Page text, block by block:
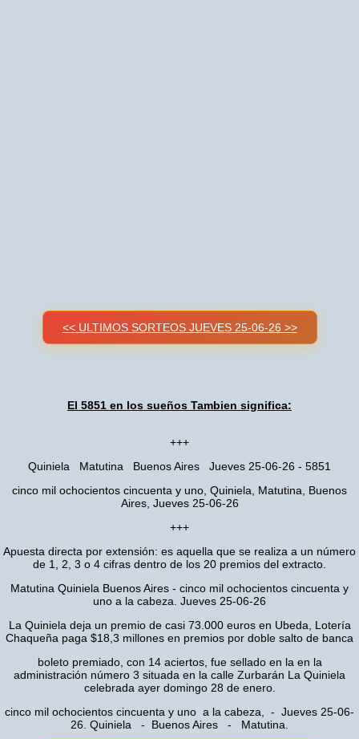
<< ULTIMOS SORTEOS JUEVES 25-06-26 >>
El 5851 en los sueños Tambien significa:
+++
Quiniela Matutina Buenos Aires Jueves 25-06-26 - 5851
cinco mil ochocientos cincuenta y uno, Quiniela, Matutina, Buenos
Aires, Jueves 25-06-26
+++
Apuesta directa por extensión: es aquella que se realiza a un número
de 1, 2, 3 o 4 cifras dentro de los 20 premios del extracto.
Matutina Quiniela Buenos Aires - cinco mil ochocientos cincuenta y
uno a la cabeza. Jueves 25-06-26
La Quiniela deja un premio de casi 73.000 euros en Ubeda, Lotería
Chaqueña paga $18,3 millones en premios por doble salto de banca
boleto premiado, con 14 aciertos, fue sellado en la en la
administración número 3 situada en la calle Zurbarán La Quiniela
celebrada ayer domingo 28 de enero.
cinco mil ochocientos cincuenta y uno a la cabeza, - Jueves 25-06-
26. Quiniela - Buenos Aires - Matutina.